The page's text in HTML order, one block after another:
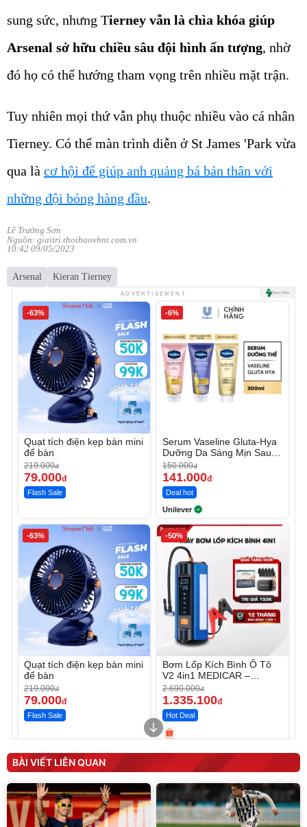
sung sức, nhưng Tierney vẫn là chìa khóa giúp
Arsenal sở hữu chiều sâu đội hình ấn tượng, nhờ
đó họ có thể hướng tham vọng trên nhiều mặt trận.
Tuy nhiên mọi thứ vẫn phụ thuộc nhiều vào cá nhân
Tierney. Có thể màn trình diễn ở St James 'Park vừa
qua là cơ hội để giúp anh quảng bá bản thân với
những đội bóng hàng đầu.
Lê Trường Sơn
Nguồn: giaitri.thoibaovhnt.com.vn
10:42 09/05/2023
Arsenal Kieran Tierney
ADVERTISEMENT
-63%
Quạt tích điện kẹp bàn mini
để bàn
219.000đ
79.000đ
Flash Sale
-6%
Serum Vaseline Gluta-Hya
Dưỡng Da Sáng Mịn Sau 7
Ngày
150.000đ
141.000đ
Deal hot
Unilever
-63%
Quạt tích điện kẹp bàn mini
để bàn
219.000đ
79.000đ
Flash Sale
-50%
Bơm Lốp Kích Bình Ô Tô
V2 4in1 MEDICAR –
12.000mAh
2.690.000đ
1.335.100đ
Hot Deal
Máy ép chậm trái cây
Elmich JEE 1855OL
3.000.000đ
2.143.650đ
Flash Sale
Máy rửa xe cầm tay xịt rửa
cao áp có tạo bọt tuyết
399.000đ
Đã bán nhiều
BÀI VIẾT LIÊN QUAN